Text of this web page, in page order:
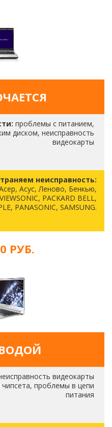
проблемы с питанием,
диском, неисправность
видеокарты
неисправность:
Асус, Леново, Бенкью,
PACKARD BELL,
PANASONIC, SAMSUNG.
РУБ.
видеокарты
проблемы в цепи
питания